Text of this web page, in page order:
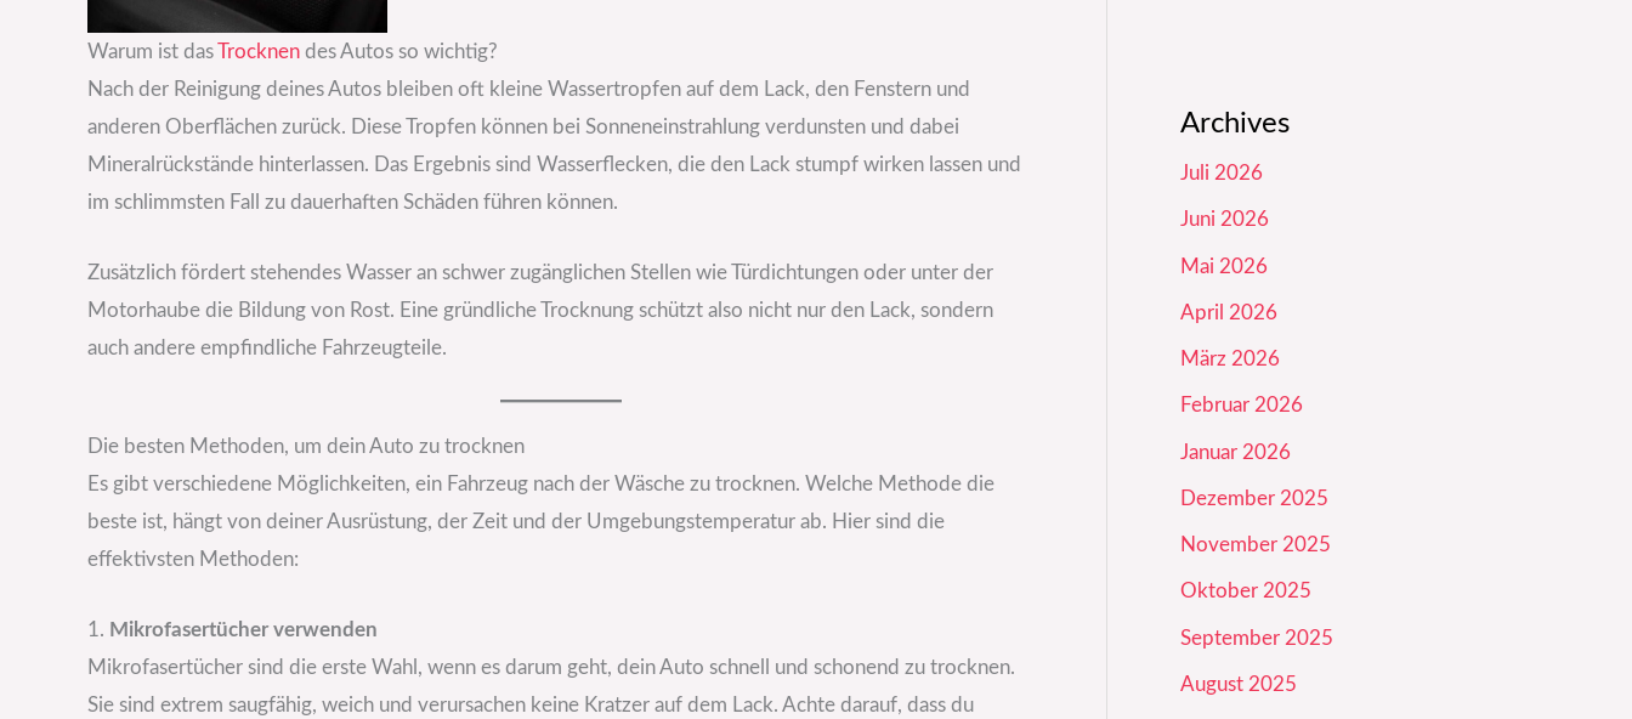
Warum ist dasTrocknen des Autos so wichtig?
Nach der Reinigung deines Autos bleiben oft kleine Wassertropfen auf dem Lack, den Fenstern und
anderen Oberflächen zurück. Diese Tropfen können bei Sonneneinstrahlung verdunsten und dabei
Mineralrückstände hinterlassen. Das Ergebnis sind Wasserflecken, die den Lack stumpf wirken lassen und
im schlimmsten Fall zu dauerhaften Schäden führen können.
Zusätzlich fördert stehendes Wasser an schwer zugänglichen Stellen wie Türdichtungen oder unter der
Motorhaube die Bildung von Rost. Eine gründliche Trocknung schützt also nicht nur den Lack, sondern
auch andere empfindliche Fahrzeugteile.
Die besten Methoden, um dein Auto zu trocknen
Es gibt verschiedene Möglichkeiten, ein Fahrzeug nach der Wäsche zu trocknen. Welche Methode die
beste ist, hängt von deiner Ausrüstung, der Zeit und der Umgebungstemperatur ab. Hier sind die
effektivsten Methoden:
1. Mikrofasertücher verwenden
Mikrofasertücher sind die erste Wahl, wenn es darum geht, dein Auto schnell und schonend zu trocknen.
Sie sind extrem saugfähig, weich und verursachen keine Kratzer auf dem Lack. Achte darauf, dass du
Archives
Juli 2026
Juni 2026
Mai 2026
April 2026
März 2026
Februar 2026
Januar 2026
Dezember 2025
November 2025
Oktober 2025
September 2025
August 2025